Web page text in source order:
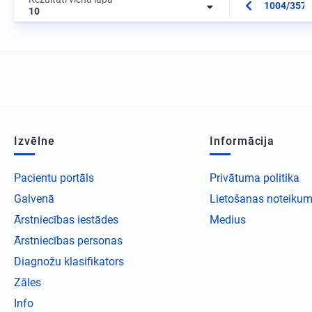
10
1004/3573
Izvēlne
Pacientu portāls
Galvenā
Ārstniecības iestādes
Ārstniecības personas
Diagnožu klasifikators
Zāles
Info
Informācija
Privātuma politika
Lietošanas
Medius